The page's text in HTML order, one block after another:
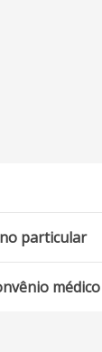
particular
médico